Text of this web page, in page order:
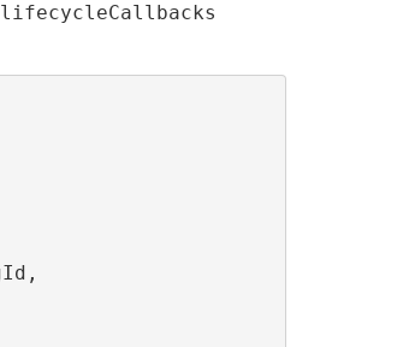
lifecycleCallbacks